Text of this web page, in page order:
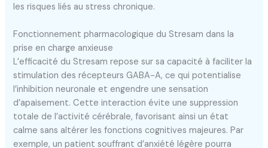
les risques liés au stress chronique.
Fonctionnement pharmacologique du Stresam dans la
prise en charge anxieuse
L’efficacité du Stresam repose sur sa capacité à faciliter la
stimulation des récepteurs GABA-A, ce qui potentialise
l’inhibition neuronale et engendre une sensation
d’apaisement. Cette interaction évite une suppression
totale de l’activité cérébrale, favorisant ainsi un état
calme sans altérer les fonctions cognitives majeures. Par
exemple, un patient souffrant d’anxiété légère pourra